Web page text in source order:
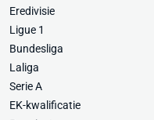
Eredivisie
Ligue 1
Bundesliga
Laliga
Serie A
EK-kwalificatie